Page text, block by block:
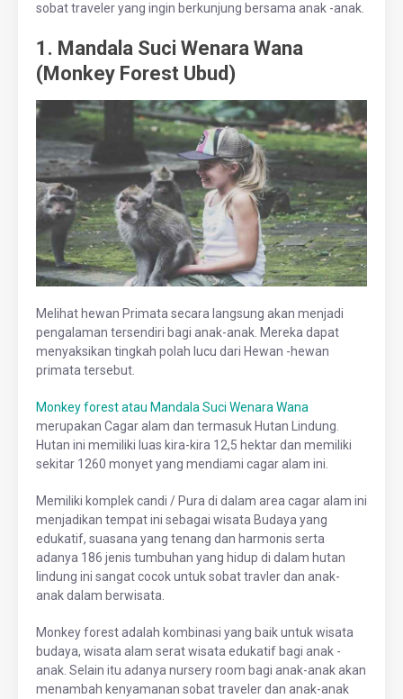
sobat traveler yang ingin berkunjung bersama anak -anak.
1. Mandala Suci Wenara Wana
(Monkey Forest Ubud)
Melihat hewan Primata secara langsung akan menjadi
pengalaman tersendiri bagi anak-anak. Mereka dapat
menyaksikan tingkah polah lucu dari Hewan -hewan
primata tersebut.
Monkey forest atau Mandala Suci Wenara Wana
merupakan Cagar alam dan termasuk Hutan Lindung.
Hutan ini memiliki luas kira-kira 12,5 hektar dan memiliki
sekitar 1260 monyet yang mendiami cagar alam ini.
Memiliki komplek candi / Pura di dalam area cagar alam ini
menjadikan tempat ini sebagai wisata Budaya yang
edukatif, suasana yang tenang dan harmonis serta
adanya 186 jenis tumbuhan yang hidup di dalam hutan
lindung ini sangat cocok untuk sobat travler dan anak-
anak dalam berwisata.
Monkey forest adalah kombinasi yang baik untuk wisata
budaya, wisata alam serat wisata edukatif bagi anak -
anak. Selain itu adanya nursery room bagi anak-anak akan
menambah kenyamanan sobat traveler dan anak-anak